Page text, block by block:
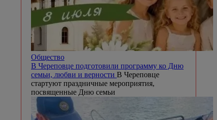
Общество
В Череповце подготовили программу ко Дню
семьи, любви и верности В Череповце
стартуют праздничные мероприятия,
посвященные Дню семьи